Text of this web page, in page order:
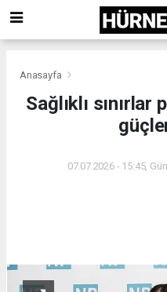
Anasayfa
Sağlıklı
07.07.2026 - 15:45,